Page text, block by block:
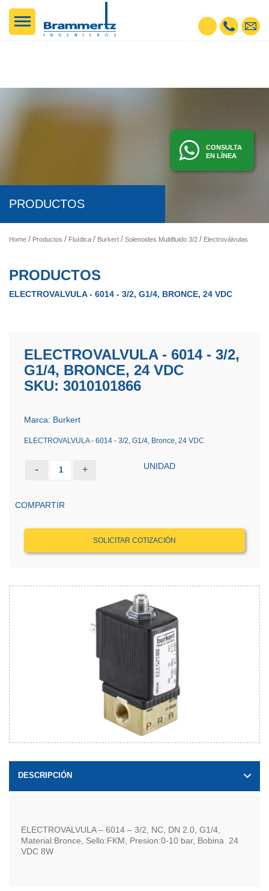
CONSULTA
EN LÍNEA
PRODUCTOS
Home Productos Fluídica Burkert Solenoides Multifluido 3/2 Electroválvulas - Solenoides
PRODUCTOS
ELECTROVALVULA - 6014 - 3/2, G1/4, BRONCE, 24 VDC
ELECTROVALVULA - 6014 - 3/2,
G1/4, BRONCE, 24 VDC
SKU: 3010101866
Marca: Burkert
ELECTROVALVULA - 6014 - 3/2, G1/4, Bronce, 24 VDC
- 1 + UNIDAD
COMPARTIR
SOLICITAR COTIZACIÓN
DESCRIPCIÓN
ELECTROVALVULA – 6014 – 3/2, NC, DN 2.0, G1/4,
Material:Bronce, Sello:FKM, Presion:0-10 bar, Bobina 24
VDC 8W